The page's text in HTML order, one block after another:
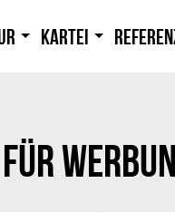
Kartei